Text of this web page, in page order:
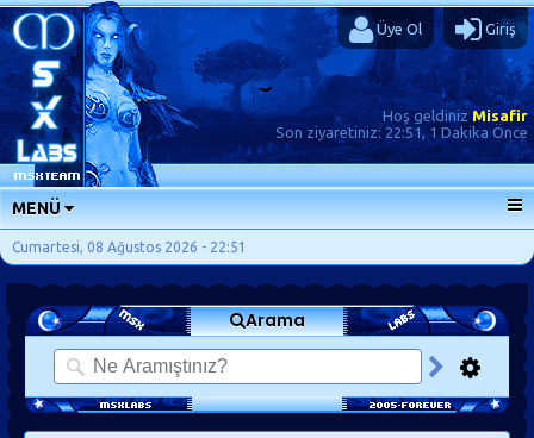
Üye Ol Giriş
Hoş geldinizMisafir
Son ziyaretiniz: 22:51, 1 Dakika Önce
MENÜ
ANA SAYFA
FORUMLAR
SORU-CEVAP
GÜNLÜKLER
SON MESAJLAR
Cumartesi, 08 Ağustos 2026 - 22:51
Arama